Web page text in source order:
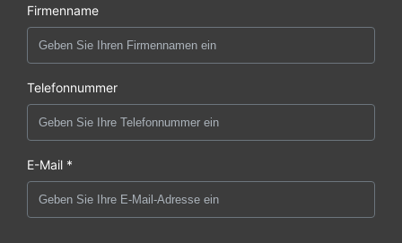
Firmenname
Telefonnummer
E-Mail *